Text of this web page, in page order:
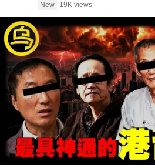
New
19K views